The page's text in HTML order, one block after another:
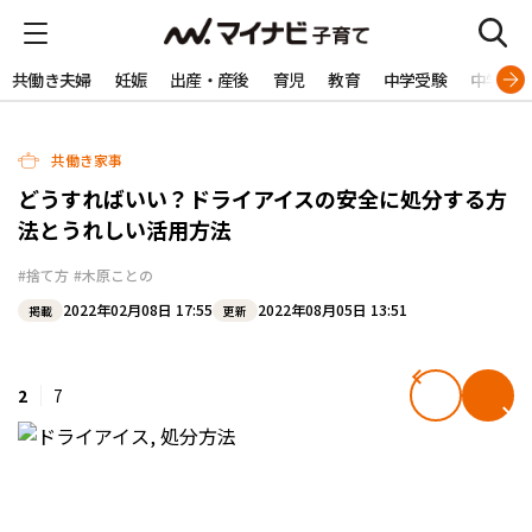
共働き夫婦 妊娠 出産・産後 育児 教育 中学受験 中学生
共働き家事
どうすればいい？ドライアイスの安全に処分する方
法とうれしい活用方法
#捨て方 #木原ことの
掲載 2022年02月08日 17:55 更新 2022年08月05日 13:51
2 7